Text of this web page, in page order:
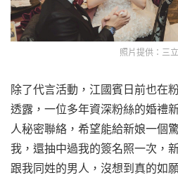
照片提供：三
除了代言活動，江國賓日前也在
透露，一位多年資深粉絲的婚禮
人秘密聯絡，希望能給新娘一個
我，還抽中過我的簽名照一次，
跟我同姓的男人，沒想到真的如